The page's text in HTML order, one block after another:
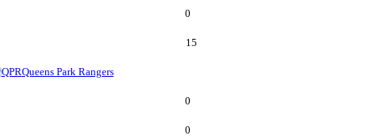
0
15
QPRQueens Park Rangers
0
0